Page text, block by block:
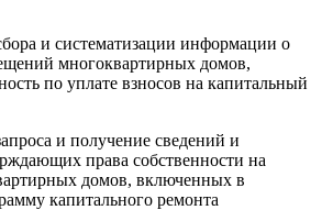
и систематизации информации о
многоквартирных домов,
по уплате взносов на капитальный
и получение сведений и
права собственности на
домов, включенных в
капитального ремонта